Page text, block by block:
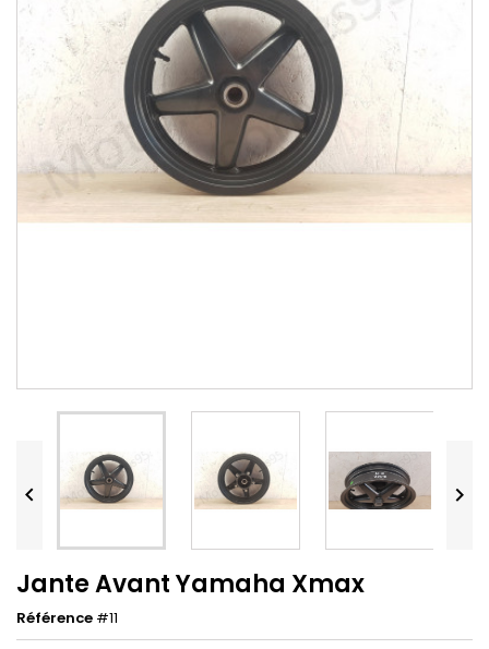
 
Jante Avant Yamaha Xmax
Référence #11